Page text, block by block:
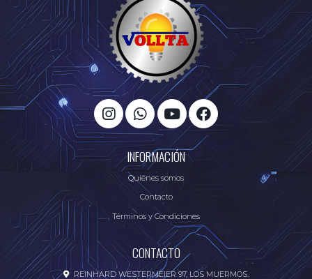
INFORMACIÓN
Quiénes somos
Contacto
Términos y Condiciones
CONTACTO
REINHARD WESTERMEIER 97, LOS MUERMOS.